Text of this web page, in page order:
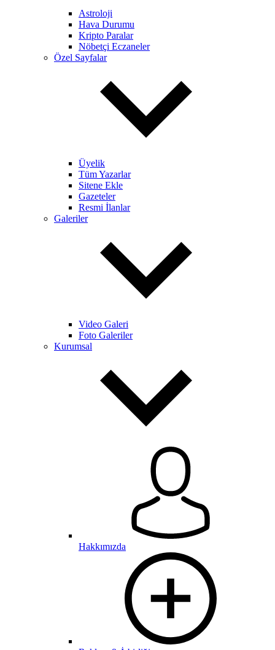
Astroloji
Hava Durumu
Kripto Paralar
Nöbetçi Eczaneler
Özel Sayfalar
Üyelik
Tüm Yazarlar
Sitene Ekle
Gazeteler
Resmi İlanlar
Galeriler
Video Galeri
Foto Galeriler
Kurumsal
Hakkımızda